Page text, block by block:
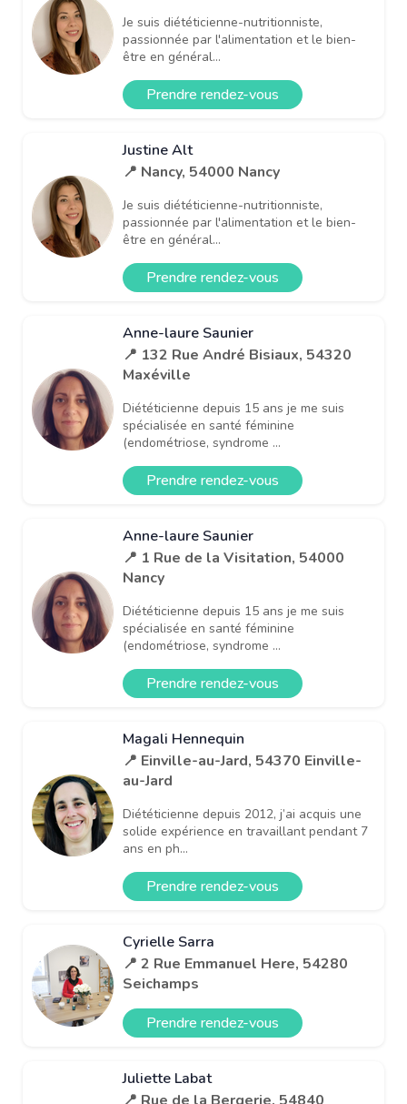
Je suis diététicienne-nutritionniste,
passionnée par l'alimentation et le bien-
être en général...
Prendre rendez-vous
Justine Alt
📍 Nancy, 54000 Nancy
Je suis diététicienne-nutritionniste,
passionnée par l'alimentation et le bien-
être en général...
Prendre rendez-vous
Anne-laure Saunier
📍 132 Rue André Bisiaux, 54320
Maxéville
Diététicienne depuis 15 ans je me suis
spécialisée en santé féminine
(endométriose, syndrome ...
Prendre rendez-vous
Anne-laure Saunier
📍 1 Rue de la Visitation, 54000
Nancy
Diététicienne depuis 15 ans je me suis
spécialisée en santé féminine
(endométriose, syndrome ...
Prendre rendez-vous
Magali Hennequin
📍 Einville-au-Jard, 54370 Einville-
au-Jard
Diététicienne depuis 2012, j’ai acquis une
solide expérience en travaillant pendant 7
ans en ph...
Prendre rendez-vous
Cyrielle Sarra
📍 2 Rue Emmanuel Here, 54280
Seichamps
Prendre rendez-vous
Juliette Labat